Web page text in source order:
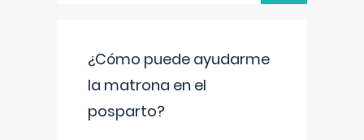
¿Cómo puede ayudarme
la matrona en el
posparto?